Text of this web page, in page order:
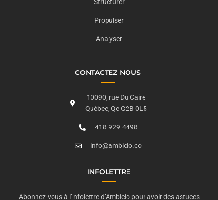
Structurer
Propulser
Analyser
CONTACTEZ-NOUS
10090, rue Du Caire
Québec, Qc G2B 0L5
418-929-4498
info@ambicio.co
INFOLETTRE
Abonnez-vous à l’infolettre d’Ambicio pour avoir des astuces